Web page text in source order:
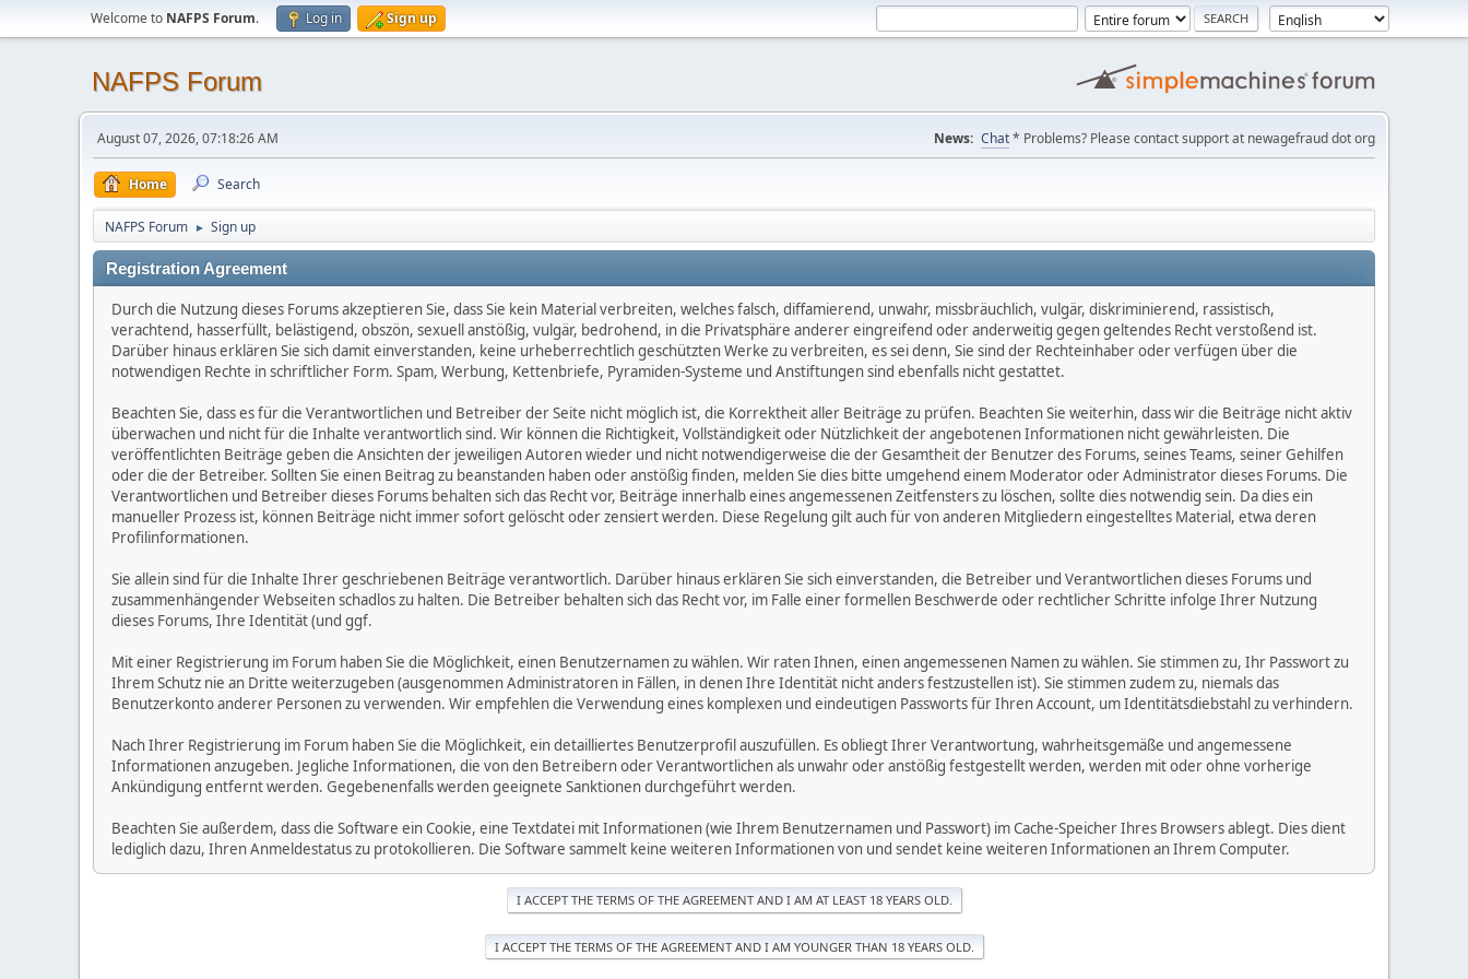
Welcome to NAFPS Forum. Log in Sign up
NAFPS Forum
August 07, 2026, 07:18:26 AM News: Chat* Problems? Please contact support at newagefraud dot org
Home Search
NAFPS Forum ► Sign up
Registration Agreement
Durch die Nutzung dieses Forums akzeptieren Sie, dass Sie kein Material verbreiten, welches falsch, diffamierend, unwahr, missbräuchlich, vulgär, diskriminierend, rassistisch,
verachtend, hasserfüllt, belästigend, obszön, sexuell anstößig, vulgär, bedrohend, in die Privatsphäre anderer eingreifend oder anderweitig gegen geltendes Recht verstoßend ist.
Darüber hinaus erklären Sie sich damit einverstanden, keine urheberrechtlich geschützten Werke zu verbreiten, es sei denn, Sie sind der Rechteinhaber oder verfügen über die
notwendigen Rechte in schriftlicher Form. Spam, Werbung, Kettenbriefe, Pyramiden-Systeme und Anstiftungen sind ebenfalls nicht gestattet.
Beachten Sie, dass es für die Verantwortlichen und Betreiber der Seite nicht möglich ist, die Korrektheit aller Beiträge zu prüfen. Beachten Sie weiterhin, dass wir die Beiträge nicht aktiv
überwachen und nicht für die Inhalte verantwortlich sind. Wir können die Richtigkeit, Vollständigkeit oder Nützlichkeit der angebotenen Informationen nicht gewährleisten. Die
veröffentlichten Beiträge geben die Ansichten der jeweiligen Autoren wieder und nicht notwendigerweise die der Gesamtheit der Benutzer des Forums, seines Teams, seiner Gehilfen
oder die der Betreiber. Sollten Sie einen Beitrag zu beanstanden haben oder anstößig finden, melden Sie dies bitte umgehend einem Moderator oder Administrator dieses Forums. Die
Verantwortlichen und Betreiber dieses Forums behalten sich das Recht vor, Beiträge innerhalb eines angemessenen Zeitfensters zu löschen, sollte dies notwendig sein. Da dies ein
manueller Prozess ist, können Beiträge nicht immer sofort gelöscht oder zensiert werden. Diese Regelung gilt auch für von anderen Mitgliedern eingestelltes Material, etwa deren
Profilinformationen.
Sie allein sind für die Inhalte Ihrer geschriebenen Beiträge verantwortlich. Darüber hinaus erklären Sie sich einverstanden, die Betreiber und Verantwortlichen dieses Forums und
zusammenhängender Webseiten schadlos zu halten. Die Betreiber behalten sich das Recht vor, im Falle einer formellen Beschwerde oder rechtlicher Schritte infolge Ihrer Nutzung
dieses Forums, Ihre Identität (und ggf.
Mit einer Registrierung im Forum haben Sie die Möglichkeit, einen Benutzernamen zu wählen. Wir raten Ihnen, einen angemessenen Namen zu wählen. Sie stimmen zu, Ihr Passwort zu
Ihrem Schutz nie an Dritte weiterzugeben (ausgenommen Administratoren in Fällen, in denen Ihre Identität nicht anders festzustellen ist). Sie stimmen zudem zu, niemals das
Benutzerkonto anderer Personen zu verwenden. Wir empfehlen die Verwendung eines komplexen und eindeutigen Passworts für Ihren Account, um Identitätsdiebstahl zu verhindern.
Nach Ihrer Registrierung im Forum haben Sie die Möglichkeit, ein detailliertes Benutzerprofil auszufüllen. Es obliegt Ihrer Verantwortung, wahrheitsgemäße und angemessene
Informationen anzugeben. Jegliche Informationen, die von den Betreibern oder Verantwortlichen als unwahr oder anstößig festgestellt werden, werden mit oder ohne vorherige
Ankündigung entfernt werden. Gegebenenfalls werden geeignete Sanktionen durchgeführt werden.
Beachten Sie außerdem, dass die Software ein Cookie, eine Textdatei mit Informationen (wie Ihrem Benutzernamen und Passwort) im Cache-Speicher Ihres Browsers ablegt. Dies dient
lediglich dazu, Ihren Anmeldestatus zu protokollieren. Die Software sammelt keine weiteren Informationen von und sendet keine weiteren Informationen an Ihrem Computer.